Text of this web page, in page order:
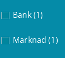
Bank (1)
Marknad (1)